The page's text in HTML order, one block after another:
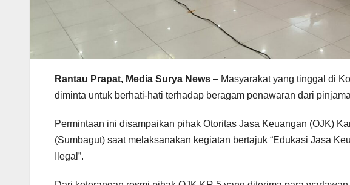
Rantau Prapat, Media Surya News – Masyarakat yang tinggal di
diminta untuk berhati-hati terhadap beragam penawaran dari
Permintaan ini disampaikan pihak Otoritas Jasa Keuangan (OJK)
(Sumbagut) saat melaksanakan kegiatan bertajuk “Edukasi Jasa
Ilegal”.